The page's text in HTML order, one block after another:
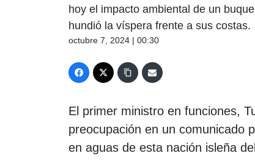
hoy el impacto ambiental de un
hundió la víspera frente a sus costas.
octubre 7, 2024 | 00:30
El primer ministro en funciones,
preocupación en un comunicado
en aguas de esta nación isleña